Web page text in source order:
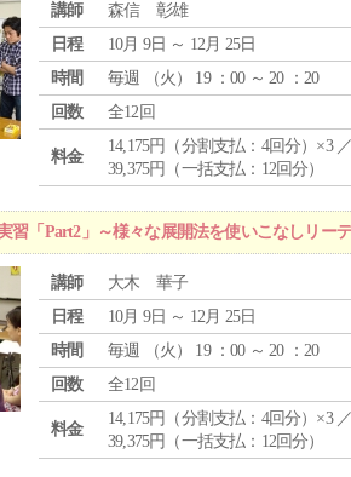
講師
森信 彰雄
日程
10月 9日 ～ 12月 25日
時間
毎週 （火 ） 19 ：00 ～ 20 ：20
回数
全12回
料金
14,175円（分割支払：4回分）×3
39,375円（一括支払：12回分）
習「Part2」～様々な展開法を使いこなしリー
講師
大木 華子
日程
10月 9日 ～ 12月 25日
時間
毎週 （火 ） 19 ：00 ～ 20 ：20
回数
全12回
料金
14,175円（分割支払：4回分）×3
39,375円（一括支払：12回分）